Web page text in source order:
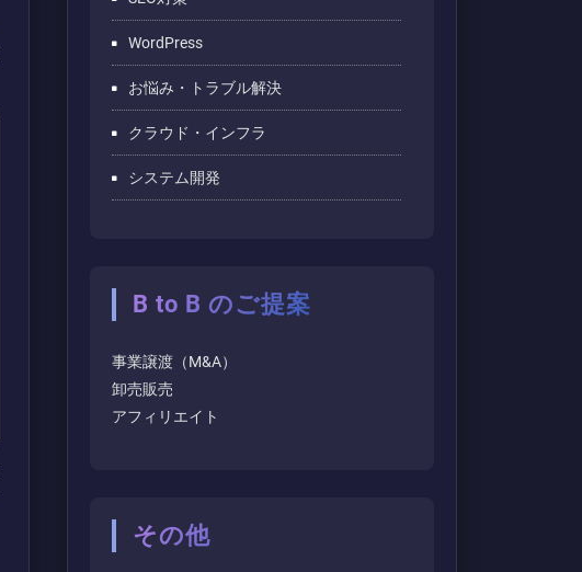
WordPress
お悩み・トラブル解決
クラウド・インフラ
システム開発
B to B のご提案
事業譲渡（M&A）
卸売販売
アフィリエイト
その他